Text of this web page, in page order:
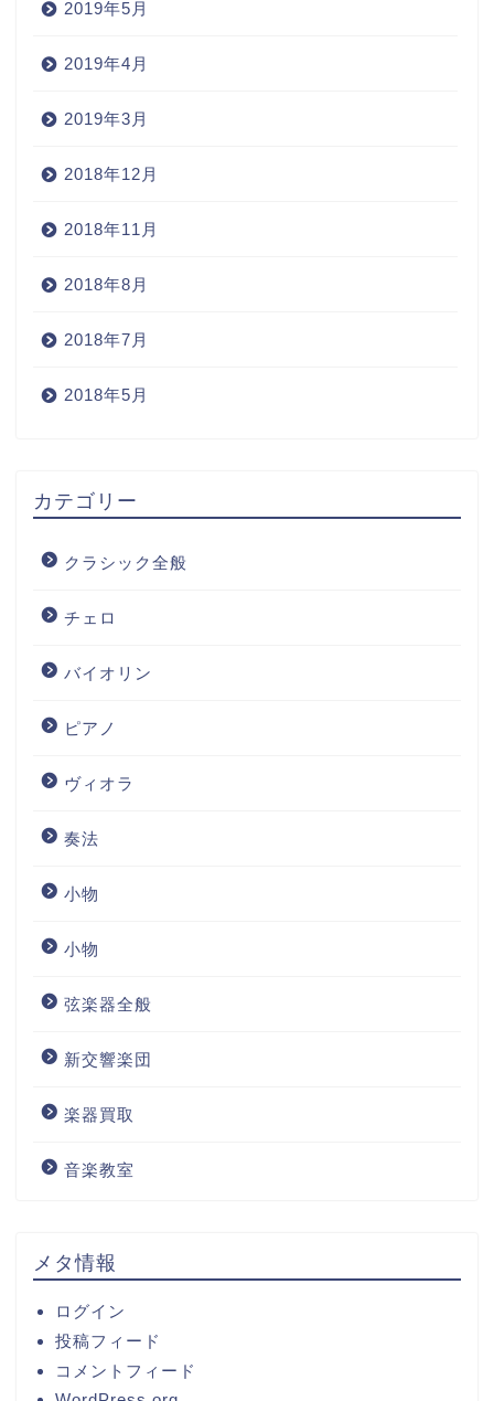
2019年5月
2019年4月
2019年3月
2018年12月
2018年11月
2018年8月
2018年7月
2018年5月
カテゴリー
クラシック全般
チェロ
バイオリン
ピアノ
ヴィオラ
奏法
小物
小物
弦楽器全般
新交響楽団
楽器買取
音楽教室
メタ情報
ログイン
投稿フィード
コメントフィード